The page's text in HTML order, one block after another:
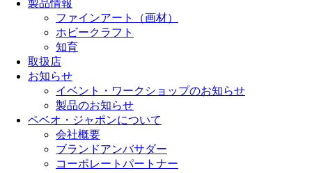
製品情報
ファインアート（画材）
ホビークラフト
知育
取扱店
お知らせ
イベント・ワークショップのお知らせ
製品のお知らせ
ペベオ・ジャポンについて
会社概要
ブランドアンバサダー
コーポレートパートナー